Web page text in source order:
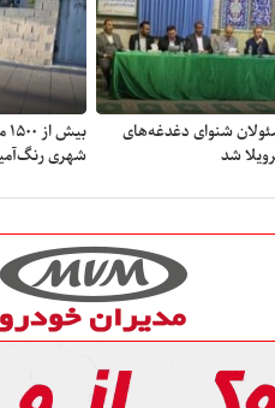
گوش مسئولان شنوای دغدغه‎‌های
شد
شهری